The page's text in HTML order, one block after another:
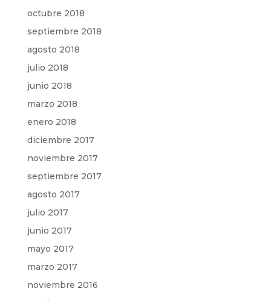
octubre 2018
septiembre 2018
agosto 2018
julio 2018
junio 2018
marzo 2018
enero 2018
diciembre 2017
noviembre 2017
septiembre 2017
agosto 2017
julio 2017
junio 2017
mayo 2017
marzo 2017
noviembre 2016